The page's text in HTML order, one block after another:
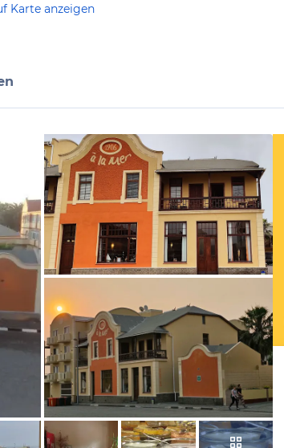
Karte anzeigen
von Susanne, September 2025